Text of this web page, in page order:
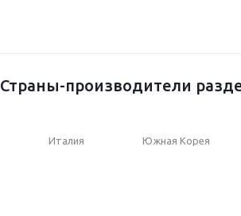
Страны-производители
Италия Южная Корея